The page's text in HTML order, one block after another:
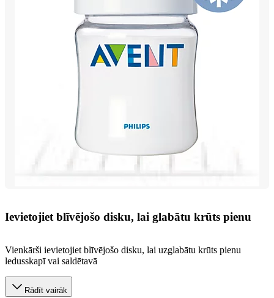
Ievietojiet blīvējošo disku, lai glabātu krūts pienu
Vienkārši ievietojiet blīvējošo disku, lai uzglabātu krūts pienu
ledusskapī vai saldētavā
Rādīt vairāk